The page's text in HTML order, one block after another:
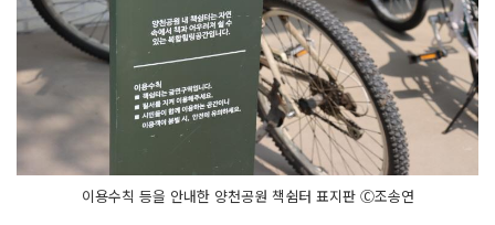
이용수칙 등을 안내한 양천공원 책쉼터 표지판 Ⓒ조송연